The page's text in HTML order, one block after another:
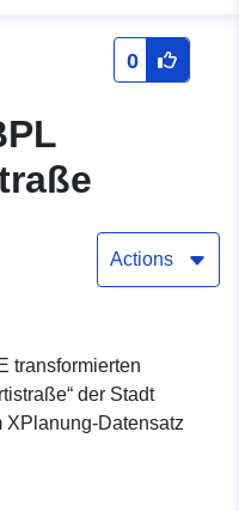
0
Actions
transformierten
der Stadt
XPlanung-Datensatz